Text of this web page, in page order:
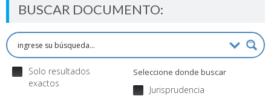
BUSCAR DOCUMENTO:
Solo resultados
exactos
Seleccione donde buscar
Jurisprudencia